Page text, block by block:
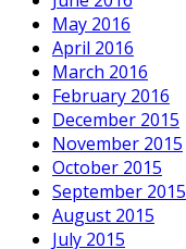
May 2016
April 2016
March 2016
February 2016
December 2015
November 2015
October 2015
September 2015
August 2015
July 2015